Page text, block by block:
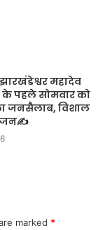
महादेव
पहले सोमवार को
जनसैलाब, विशाल
marked *